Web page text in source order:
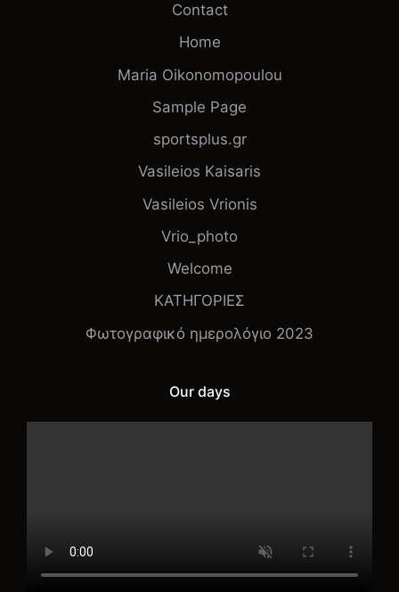
Contact
Home
Maria Oikonomopoulou
Sample Page
sportsplus.gr
Vasileios Kaisaris
Vasileios Vrionis
Vrio_photo
Welcome
ΚΑΤΗΓΟΡΙΕΣ
Φωτογραφικό ημερολόγιο 2023
Our days